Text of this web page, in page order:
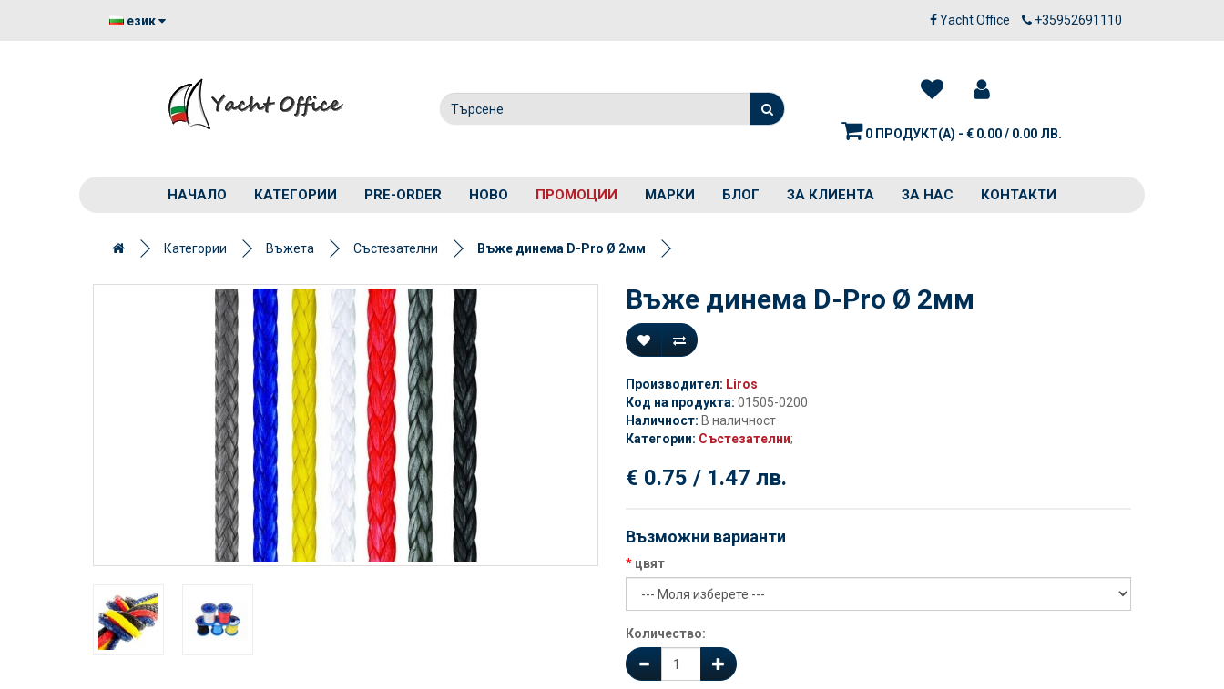
език Yacht Office +35952691110
0 ПРОДУКТ(А) - € 0.00 / 0.00 ЛВ.
НАЧАЛО КАТЕГОРИИ PRE-ORDER НОВО ПРОМОЦИИ МАРКИ БЛОГ ЗА КЛИЕНТА ЗА НАС КОНТАКТИ
Категории Въжета Състезателни Въже динема D-Pro Ø 2мм
Въже динема D-Pro Ø 2мм
Производител: Liros
Код на продукта: 01505-0200
Наличност: В наличност
Категории: Състезателни;
€ 0.75 / 1.47 лв.
Възможни варианти
цвят
Количество: